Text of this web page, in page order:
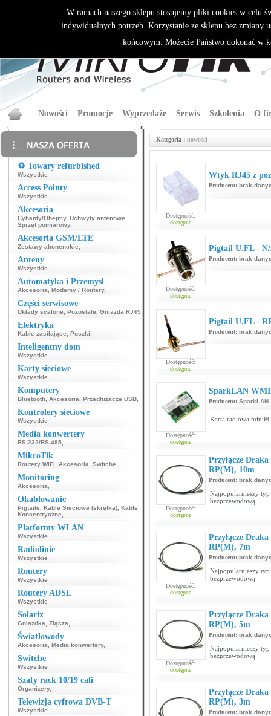
Nowości Promocje Wyprzedaże Serwis Szkolenia O
♻️ Towary refurbished
Wszystkie
Access Pointy
Wszystkie
Akcesoria
Cybanty/Obejmy, Uchwyty antenowe
Sprzęt pomiarowy,
Akcesoria GSM/LTE
Zestawy abonenckie
Anteny
Wszystkie
Automatyka i Przemysł
Akcesoria Modemy / Routery,
Części serwisowe
Układy scalone Pozostałe Gniazda RJ45
Elektryka
Kable zasilające Puszki
Inteligentny dom
Wszystkie
Karty sieciowe
Wszystkie
Komputery
Bluetooth Akcesoria Przedłużacze USB
Kontrolery sieciowe
Wszystkie
Media konwertery
RS-232/RS-485
MikroTik
Routery WiFi Akcesoria Switche
Monitoring
Akcesoria
Okablowanie
Pigtaile Kable Sieciowe (skrętka) Kable
Koncentryczne
Platformy WLAN
Wszystkie
Radiolinie
Wszystkie
Routery
Wszystkie
Routery ADSL
Wszystkie
Solarix
Gniazdka Złącza
Światłowody
Akcesoria Media konwertery,
Switche
Wszystkie
Szafy rack 10/19 cali
Organizery,
Telewizja cyfrowa DVB-T
Wszystkie
Kategoria : nowości
Dostępność:
dostępne
Wtyk RJ45 z
Producent: brak
Dostępność:
dostępne
Pigtail U.FL - N/
Producent: brak
Dostępność:
dostępne
Pigtail U.FL -
Producent: brak
Dostępność:
dostępne
SparkLAN
Producent: SparkLAN
Karta radiowa
Dostępność:
dostępne
Przyłącze
RP(M), 10m
Producent: brak
Najpopularnieszy typ
bezprzewodową
Dostępność:
dostępne
Przyłącze
RP(M), 7m
Producent: brak
Najpopularnieszy typ
bezprzewodową
Dostępność:
dostępne
Przyłącze
RP(M), 5m
Producent: brak
Najpopularnieszy typ
bezprzewodową
Przyłącze
RP(M), 3m
Producent: brak
W ramach naszego sklepu stosujemy pliki cookies w celu
indywidualnych potrzeb. Korzystanie ze sklepu bez zmiany
końcowym. Możecie Państwo dokonać w